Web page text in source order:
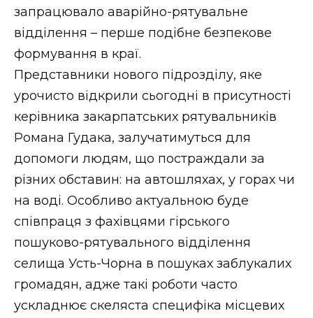
НОВИНИ ЗАХІДНОЇ УКРАЇНИ
ФОТО
ВІДЕО
запрацювало аварійно-рятувальне
відділення – перше подібне безпекове
формування в краї.
Представники нового підрозділу, яке
урочисто відкрили сьогодні в присутності
керівника закарпатських рятувальників
Романа Гудака, залучатимуться для
допомоги людям, що постраждали за
різних обставин: на автошляхах, у горах чи
на воді. Особливо актуальною буде
співпраця з фахівцями гірського
пошуково-рятувального відділення
селища Усть-Чорна в пошуках заблукалих
громадян, адже такі роботи часто
ускладнює скеляста специфіка місцевих